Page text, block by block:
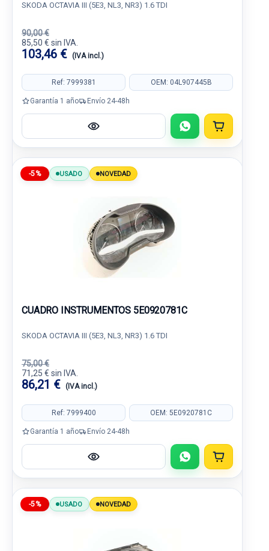
SKODA OCTAVIA III (5E3, NL3, NR3) 1.6 TDI
90,00 €
85,50 € sin IVA.
103,46 € (IVA incl.)
Ref: 7999381 OEM: 04L907445B
Garantía 1 año Envío 24-48h
-5% USADO NOVEDAD
CUADRO INSTRUMENTOS 5E0920781C
SKODA OCTAVIA III (5E3, NL3, NR3) 1.6 TDI
75,00 €
71,25 € sin IVA.
86,21 € (IVA incl.)
Ref: 7999400 OEM: 5E0920781C
Garantía 1 año Envío 24-48h
-5% USADO NOVEDAD